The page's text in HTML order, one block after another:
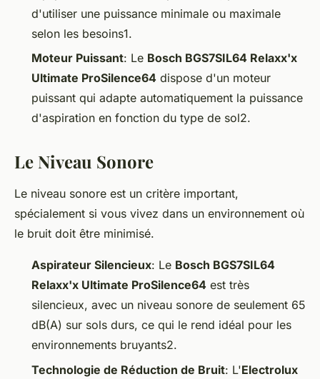
d'utiliser une puissance minimale ou maximale
selon les besoins1.
Moteur Puissant: Le Bosch BGS7SIL64 Relaxx'x
Ultimate ProSilence64 dispose d'un moteur
puissant qui adapte automatiquement la puissance
d'aspiration en fonction du type de sol2.
Le Niveau Sonore
Le niveau sonore est un critère important,
spécialement si vous vivez dans un environnement où
le bruit doit être minimisé.
Aspirateur Silencieux: Le Bosch BGS7SIL64
Relaxx'x Ultimate ProSilence64 est très
silencieux, avec un niveau sonore de seulement 65
dB(A) sur sols durs, ce qui le rend idéal pour les
environnements bruyants2.
Technologie de Réduction de Bruit: L'Electrolux